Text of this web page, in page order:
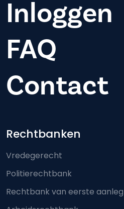
Inloggen
FAQ
Contact
Footer-menu
Rechtbanken
Vredegerecht
Politierechtbank
Rechtbank van eerste aanleg